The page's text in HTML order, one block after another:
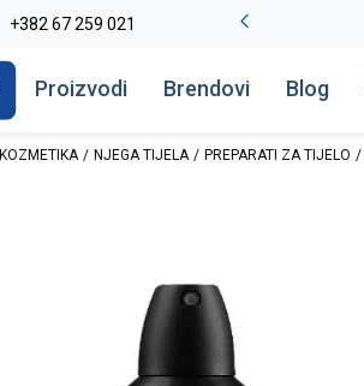
+382 67 259 021
Pogledaj više
Proizvodi Brendovi Blog
KOZMETIKA NJEGA TIJELA PREPARATI ZA TIJELO